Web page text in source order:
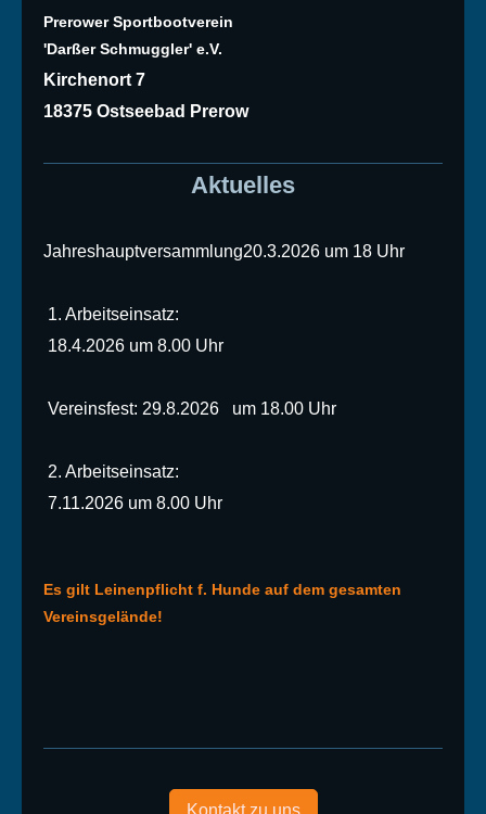
Prerower Sportbootverein
'Darßer Schmuggler' e.V.
Kirchenort 7
18375 Ostseebad Prerow
Aktuelles
Jahreshauptversammlung20.3.2026 um 18 Uhr
1. Arbeitseinsatz:
18.4.2026 um 8.00 Uhr
Vereinsfest: 29.8.2026 um 18.00 Uhr
2. Arbeitseinsatz:
7.11.2026 um 8.00 Uhr
Es gilt Leinenpflicht f. Hunde auf dem gesamten
Vereinsgelände!
Kontakt zu uns